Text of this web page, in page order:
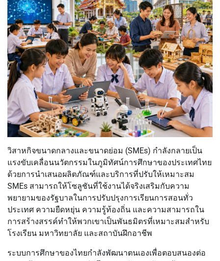
วิสาหกิจขนาดกลางและขนาดย่อม (SMEs) กำลังกลายเป็น
แรงขับเคลื่อนนวัตกรรมในภูมิทัศน์การศึกษาของประเทศไทย
ด้วยการนำเสนอผลิตภัณฑ์และบริการที่ปรับให้เหมาะสม
SMEs สามารถให้โซลูชันที่ใช้งานได้จริงเสริมกับความ
พยายามของรัฐบาลในการปรับปรุงการเรียนการสอนทั่ว
ประเทศ ความยืดหยุ่น ความรู้ท้องถิ่น และความสามารถใน
การสร้างสรรค์ทำให้พวกเขาเป็นพันธมิตรที่เหมาะสมสำหรับ
โรงเรียน มหาวิทยาลัย และสถาบันฝึกอาชีพ
ระบบการศึกษาของไทยกำลังพัฒนาตนเองเพื่อตอบสนองต่อ